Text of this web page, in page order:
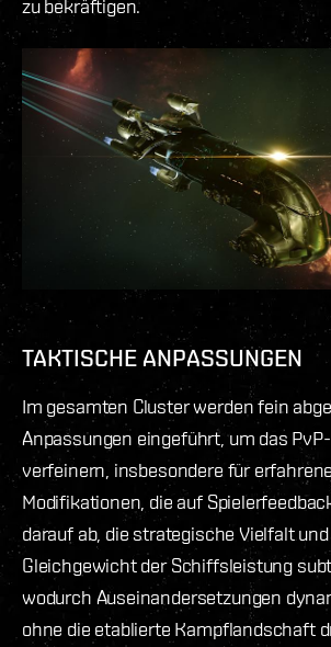
zu bekräftigen.
TAKTISCHE ANPASSUNGEN
Im gesamten Cluster werden fein
Anpassungen eingeführt, um das
verfeinern, insbesondere für
Modifikationen, die auf
darauf ab, die strategische Vielfalt
Gleichgewicht der Schiffsleistung
wodurch Auseinandersetzungen
ohne die etablierte Kampflandschaft